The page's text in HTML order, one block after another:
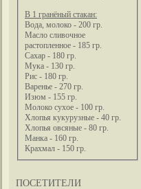
В 1 гранёный стакан:
Вода, молоко - 200 гр.
Масло сливочное
растопленное - 185 гр.
Сахар - 180 гр.
Мука - 130 гр.
Рис - 180 гр.
Варенье - 270 гр.
Изюм - 155 гр.
Молоко сухое - 100 гр.
Хлопья кукурузные - 40 гр.
Хлопья овсяные - 80 гр.
Манка - 160 гр.
Крахмал - 150 гр.
ПОСЕТИТЕЛИ